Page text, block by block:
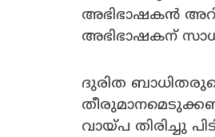
അഭിഭാഷകൻ
അഭിഭാഷകന്
ദുരിത
വായ്പ തിരിച്ചു